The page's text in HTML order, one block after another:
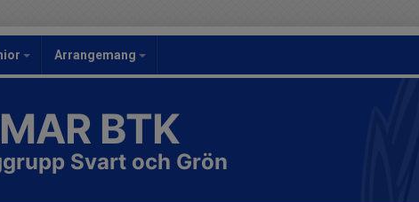
Arrangemang
BTK
Svart och Grön